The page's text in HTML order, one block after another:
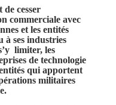
cesser
commerciale avec
et les entités
à ses industries
limiter, les
de technologie
qui apportent
militaires